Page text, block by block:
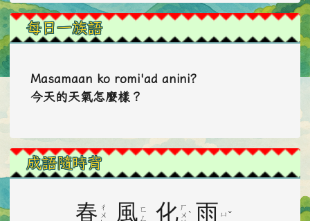
每日一族語
Masamaan ko romi'ad anini?
今天的天氣怎麼樣？
成語隨時背
春 ㄔ
ㄨ
風 ㄈ
ㄥ
化 ㄏ
ㄨ ˋ 雨 ㄩ ˇ